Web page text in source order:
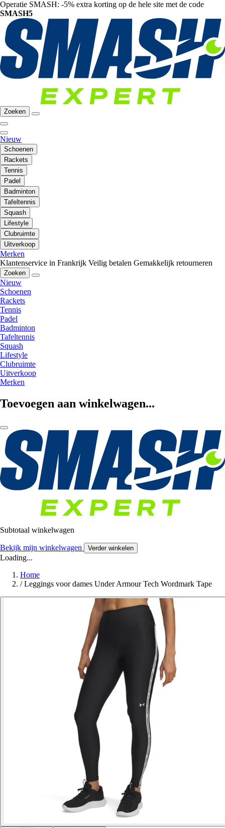
Operatie SMASH: -5% extra korting op de hele site met de code
SMASH5
Zoeken
Nieuw
Schoenen
Rackets
Tennis
Padel
Badminton
Tafeltennis
Squash
Lifestyle
Clubruimte
Uitverkoop
Merken
Klantenservice in Frankrijk Veilig betalen Gemakkelijk retourneren
Zoeken
Nieuw
Schoenen
Rackets
Tennis
Padel
Badminton
Tafeltennis
Squash
Lifestyle
Clubruimte
Uitverkoop
Merken
Toevoegen aan winkelwagen...
Subtotaal winkelwagen
Bekijk mijn winkelwagen Verder winkelen
Loading...
Home
/ Leggings voor dames Under Armour Tech Wordmark Tape